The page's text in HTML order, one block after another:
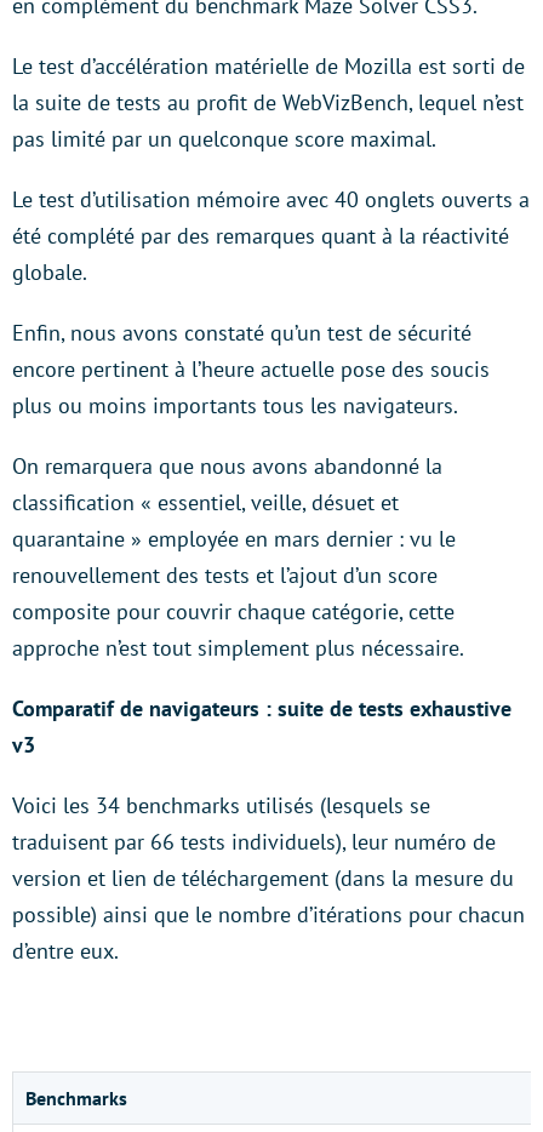
Le test d’accélération matérielle de Mozilla est sorti de
la suite de tests au profit de WebVizBench, lequel n’est
pas limité par un quelconque score maximal.
Le test d’utilisation mémoire avec 40 onglets ouverts a
été complété par des remarques quant à la réactivité
globale.
Enfin, nous avons constaté qu’un test de sécurité
encore pertinent à l’heure actuelle pose des soucis
plus ou moins importants tous les navigateurs.
On remarquera que nous avons abandonné la
classification « essentiel, veille, désuet et
quarantaine » employée en mars dernier : vu le
renouvellement des tests et l’ajout d’un score
composite pour couvrir chaque catégorie, cette
approche n’est tout simplement plus nécessaire.
Comparatif de navigateurs : suite de tests exhaustive
v3
Voici les 34 benchmarks utilisés (lesquels se
traduisent par 66 tests individuels), leur numéro de
version et lien de téléchargement (dans la mesure du
possible) ainsi que le nombre d’itérations pour chacun
d’entre eux.
Benchmarks